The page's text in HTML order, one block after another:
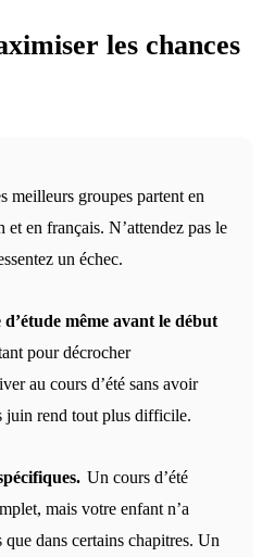
les chances
meilleurs groupes partent en
et en français. N’attendez pas le
un échec.
même avant le début
pour décrocher
au cours d’été sans avoir
juin rend tout plus difficile.
Un cours d’été
mais votre enfant n’a
que dans certains chapitres. Un